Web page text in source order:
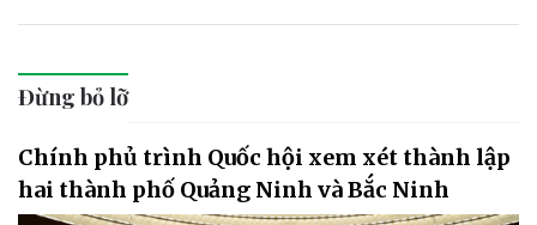
Đừng bỏ lỡ
Chính phủ trình Quốc hội xem xét thành lập
hai thành phố Quảng Ninh và Bắc Ninh